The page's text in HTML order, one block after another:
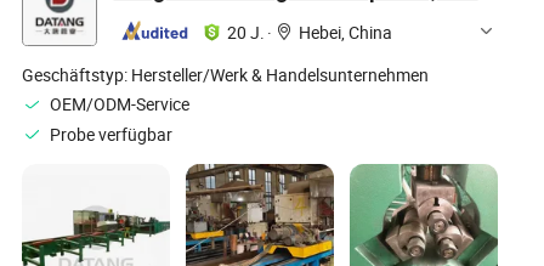
Lötreinigungsmaschine
Preis 4 in 1
Edelstahl
Aluminium Metall
Gold
20 J. ·
Hebei, China
Geschäftstyp: Hersteller/Werk & Handelsunternehmen
OEM/ODM-Service
Probe verfügbar